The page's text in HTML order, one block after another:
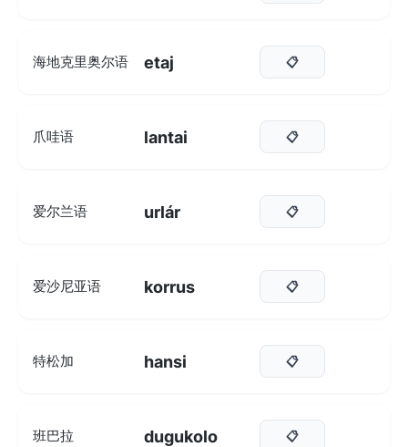
海地克里奥尔语 etaj 📋
爪哇语 lantai 📋
爱尔兰语 urlár 📋
爱沙尼亚语 korrus 📋
特松加 hansi 📋
班巴拉 dugukolo 📋